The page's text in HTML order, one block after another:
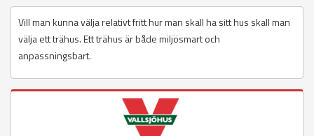
Vill man kunna välja relativt fritt hur man skall ha sitt hus skall man
välja ett trähus. Ett trähus är både miljösmart och
anpassningsbart.